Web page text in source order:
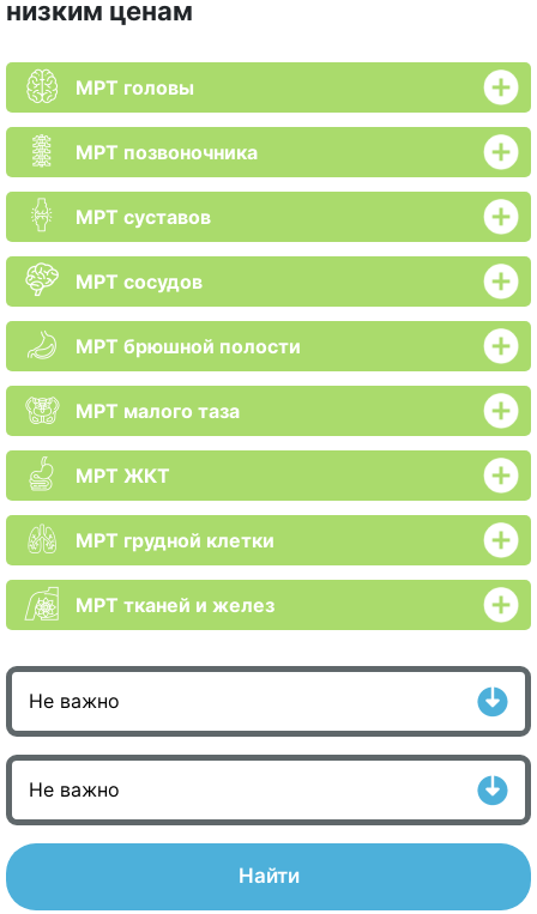
низким ценам
МРТ головы
МРТ позвоночника
МРТ суставов
МРТ сосудов
МРТ брюшной полости
МРТ малого таза
МРТ ЖКТ
МРТ грудной клетки
МРТ тканей и желез
Найти